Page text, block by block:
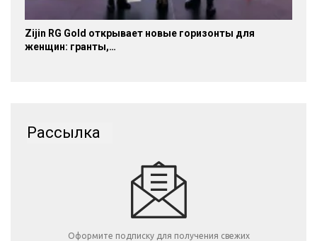
Zijin RG Gold открывает новые горизонты для
женщин: гранты,…
Рассылка
Оформите подписку для получения свежих